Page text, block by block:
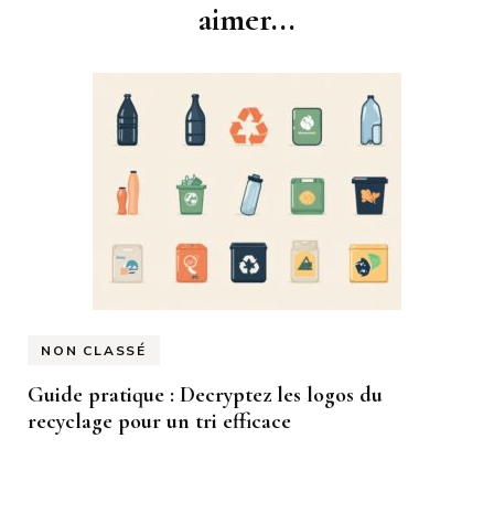
aimer...
NON CLASSÉ
Guide pratique : Decryptez les logos du
recyclage pour un tri efficace